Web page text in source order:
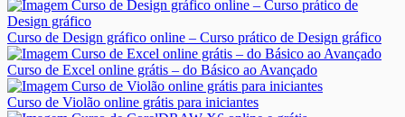
Curso de Design gráfico online – Curso prático de Design gráfico
Curso de Excel online grátis – do Básico ao Avançado
Curso de Violão online grátis para iniciantes